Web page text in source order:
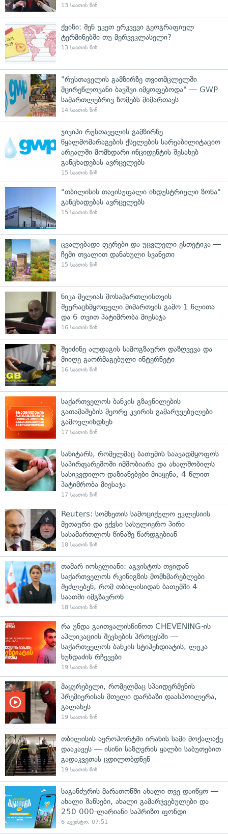
13 საათის წინ
ქვიზი: შენ უკეთ ერკვევი გეოგრაფიულ
ტერმინებში თუ მერვეკლასელი?
13 საათის წინ
"რუსთაველის გამზირზე თვითმცლელში
მცირეწლოვანი ბავშვი იმყოფებოდა" — GWP
სამართლებრივ ზომებს მიმართავს
14 საათის წინ
ჯივიპი რუსთაველის გამზირზე
წყალმომარაგების ქსელების სარეაბილიტაციო
არეალში მომხდარი ინციდენტის შესახებ
განცხადებას ავრცელებს
15 საათის წინ
"თბილისის თავისუფალი ინდუსტრიული ზონა"
განცხადებას ავრცელებს
15 საათის წინ
ცვალებადი ფერები და უცვლელი ესთეტიკა —
ჩემი თვალით დანახული სვანეთი
15 საათის წინ
ნიკა მელიას მოსამართლისთვის
შეურაცხმყოფელი მიმართვის გამო 1 წლითა
და 6 თვით პატიმრობა მიესაჯა
16 საათის წინ
შეიძინე ალდაგის სამოგზაურო დაზღვევა და
მიიღე გაორმაგებული ინტერნეტი
16 საათის წინ
საქართველოს ბანკის გზავნილების
გათამაშების მეორე კვირის გამარჯვებულები
გამოვლინდნენ
17 საათის წინ
სანიტარს, რომელმაც ბათუმის საავადმყოფოს
საპირფარეშოში იმშობიარა და ახალშობილს
სასიკვდილო დაზიანებები მიაყენა, 4 წლით
პატიმრობა მიესაჯა
17 საათის წინ
Reuters: სომხეთის სამოციქულო ეკლესიის
მეთაური და ექვსი სასულიერო პირი
სასამართლოს წინაშე წარდგებიან
18 საათის წინ
თამარ იოსელიანი: აგვისტოს თვიდან
საქართველოს რკინიგზის მომხმარებლები
შეძლებენ, რომ თბილისიდან ბათუმში 4
საათში იმგზავრონ
18 საათის წინ
რა უნდა გაითვალისწინოთ CHEVENING-ის
აპლიკაციის შევსების პროცესში —
საქართველოს ბანკის სტიპენდიატის, ლუკა
ხუნდაძის რჩევები
19 საათის წინ
მაყურებელი, რომელმაც სპაიდერმენის
პრემიერისას მთელი დარბაზი დაასპოილერა,
გალახეს
19 საათის წინ
თბილისის აეროპორტში ირანის სამი მოქალაქე
დააკავეს — ისინი საზღვრის ყალბი საბუთებით
გადაკვეთას ცდილობდნენ
19 საათის წინ
საგანძურის მარათონში ახალი თვე დაიწყო —
ახალი შანსები, ახალი გამარჯვებულები და
250 000-ლარიანი საპრიზო ფონდი
6 აგვისტო, 07:51